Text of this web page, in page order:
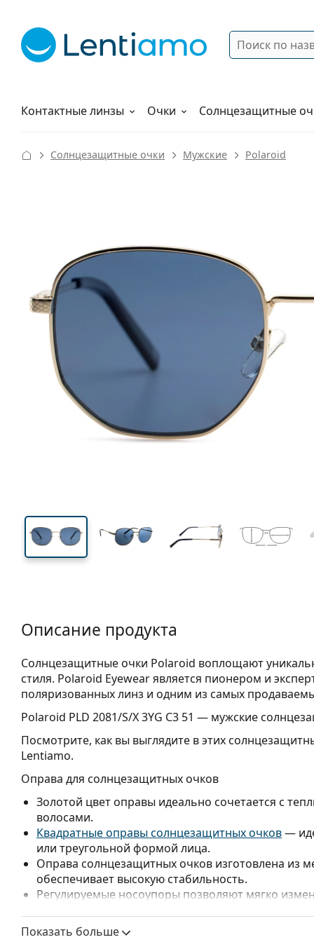
Поиск
Контактные линзы
Растворы Очки Солнцезащитные
Как заказать
Солнцезащитные очки Мужские Polaroid
Ширина
44 mm
Высота линзы Ширина линзы
Ширина
Описание продукта
Солнцезащитные очки Polaroid воплощают
стиля. Polaroid Eyewear является пионером и
поляризованных линз и одним из самых
Polaroid PLD 2081/S/X 3YG C3 51 — мужские
Посмотрите, как вы выглядите в этих
Lentiamo.
Оправа для солнцезащитных очков
Золотой цвет оправы идеально сочетается с
волосами.
Квадратные оправы солнцезащитных очков—
или треугольной формой лица.
Оправа солнцезащитных очков изготовлена из
обеспечивает высокую стабильность.
Регулируемые носоупоры позволяют мягко
чтобы предотвратить повреждение или поломку.
Показать больше